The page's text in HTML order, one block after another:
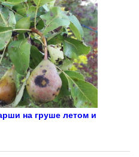
на груше летом и